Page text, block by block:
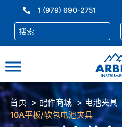
1 (979) 690-2751
首页 配件商城 电池夹具
10A平板/软包电池夹具